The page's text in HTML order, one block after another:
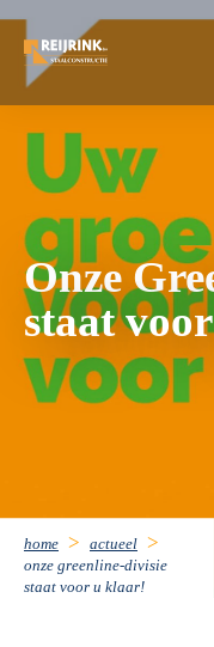
Onze
staat
home
actueel
onze greenline-divisie
staat voor u klaar!